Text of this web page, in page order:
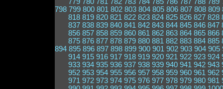
798 799 800 801 802 803 804 805 806 807 808 809
818 819 820 821 822 823 824 825 826 827 828
837 838 839 840 841 842 843 844 845 846 847
856 857 858 859 860 861 862 863 864 865 866
875 876 877 878 879 880 881 882 883 884 885
894 895 896 897 898 899 900 901 902 903 904 905
914 915 916 917 918 919 920 921 922 923 924
933 934 935 936 937 938 939 940 941 942 943
952 953 954 955 956 957 958 959 960 961 962
971 972 973 974 975 976 977 978 979 980 981